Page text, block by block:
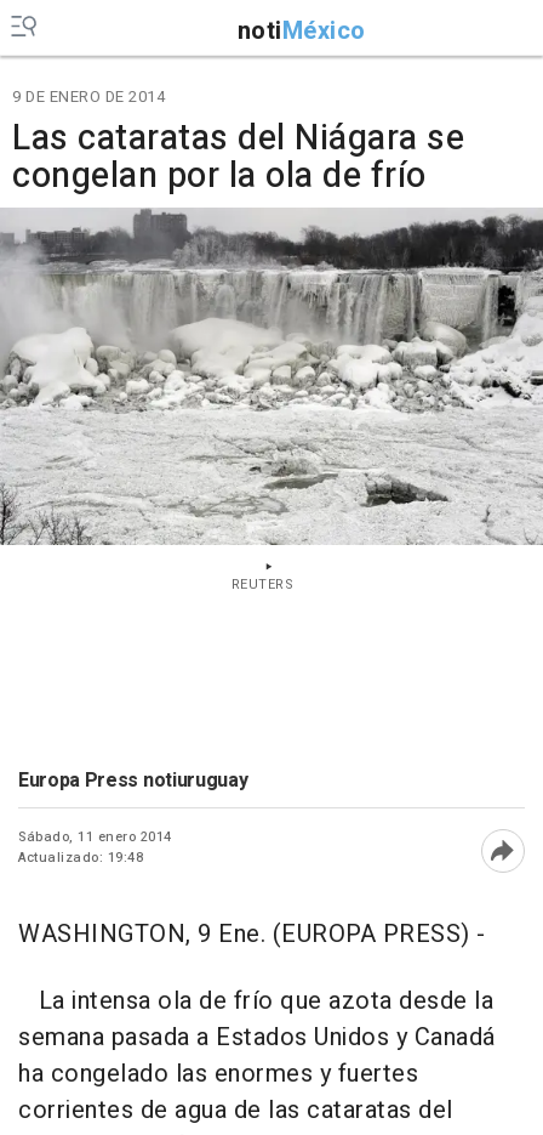
notiMéxico
9 DE ENERO DE 2014
Las cataratas del Niágara se
congelan por la ola de frío
REUTERS
Europa Press notiuruguay
Sábado, 11 enero 2014
Actualizado: 19:48
WASHINGTON, 9 Ene. (EUROPA PRESS) -
La intensa ola de frío que azota desde la
semana pasada a Estados Unidos y Canadá
ha congelado las enormes y fuertes
corrientes de agua de las cataratas del